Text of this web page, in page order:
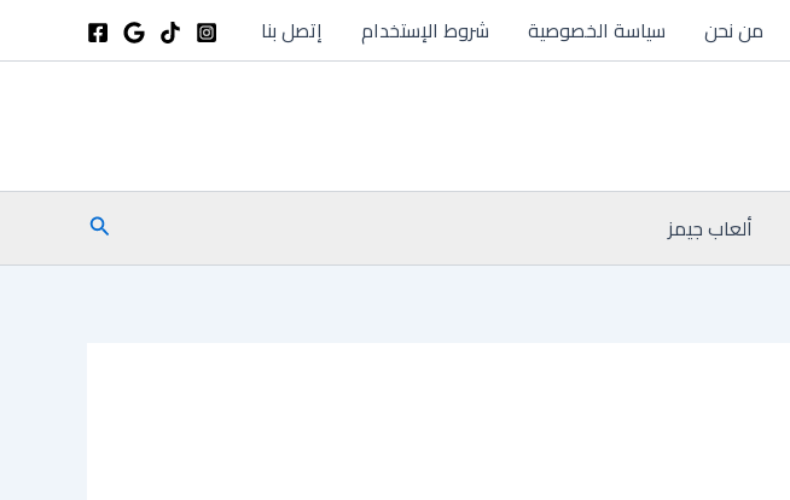
من نحن سياسة الخصوصية شروط الإستخدام إتصل بنا
ألعاب جيمز البحث